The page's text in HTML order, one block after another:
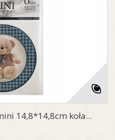
14,8*14,8cm koła...